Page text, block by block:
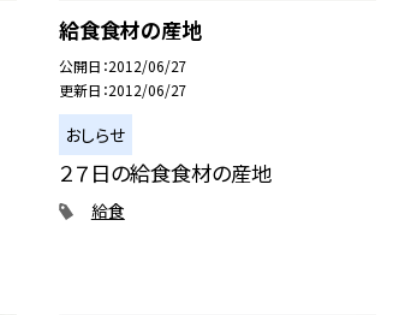
給食食材の産地
公開日 2012/06/27
更新日 2012/06/27
おしらせ
２７日の給食食材の産地
給食